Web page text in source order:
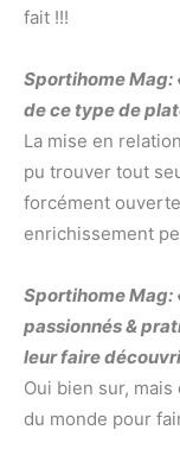
fait !!!
Sportihome Mag:
de ce type de
La mise en
pu trouver tout
forcément
enrichissement
Sportihome Mag:
passionnés &
leur faire
Oui bien sur,
du monde pour